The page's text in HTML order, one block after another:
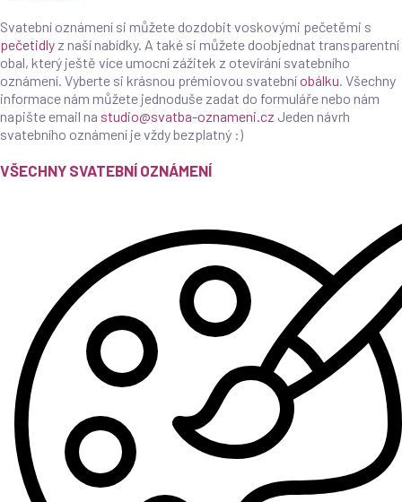
Svatební oznámení si můžete dozdobit voskovými pečetěmi s
pečetidly z naší nabídky. A také si můžete doobjednat transparentní
obal, který ještě více umocní zážitek z otevírání svatebního
oznámení. Vyberte si krásnou prémiovou svatebníobálku. Všechny
informace nám můžete jednoduše zadat do formuláře nebo nám
napište email na studio@svatba-oznameni.cz Jeden návrh
svatebního oznámení je vždy bezplatný :)
VŠECHNY SVATEBNÍ OZNÁMENÍ